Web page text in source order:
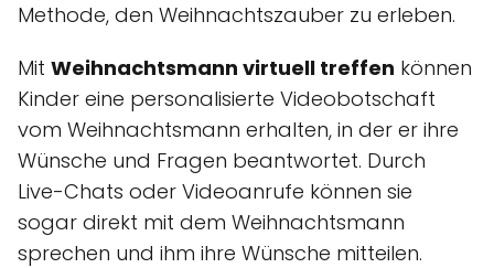
Methode, den Weihnachtszauber zu erleben.
Mit Weihnachtsmann virtuell treffen können
Kinder eine personalisierte Videobotschaft
vom Weihnachtsmann erhalten, in der er ihre
Wünsche und Fragen beantwortet. Durch
Live-Chats oder Videoanrufe können sie
sogar direkt mit dem Weihnachtsmann
sprechen und ihm ihre Wünsche mitteilen.